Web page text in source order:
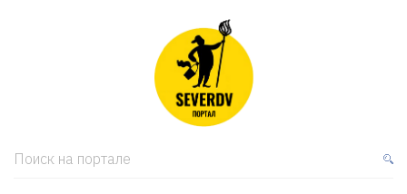
Поиск на портале